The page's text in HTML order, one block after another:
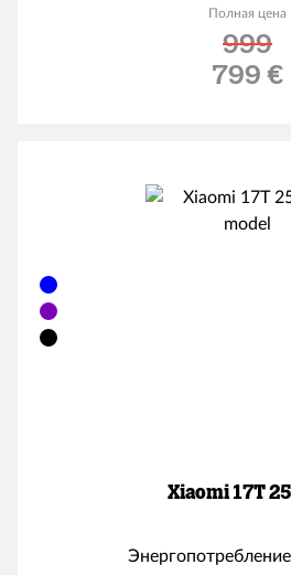
Полная цена
999
799 €
Xiaomi 17T